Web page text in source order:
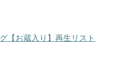
【お蔵入り】再生リスト